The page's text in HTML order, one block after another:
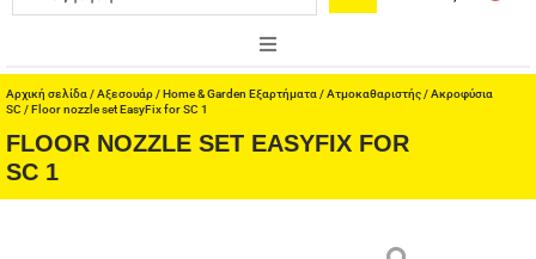
...
ONLINE SHOP
HOME & GARDEN
PROFESSIONAL
Αρχική σελίδα /Αξεσουάρ/Home & Garden Εξαρτήματα /Ατμοκαθαριστής/Ακροφύσια
SC / Floor nozzle set EasyFix for SC 1
FLOOR NOZZLE SET EASYFIX FOR
SC 1